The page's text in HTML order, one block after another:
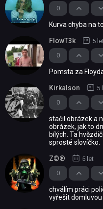
0
Kurva chyba na
0
FlowT3k 5
Pomsta za
0
Kirkalson 5
stačil obrázek a
obrázek, jak to
bílých. Ta
sprosté slovíčko.
0
Z©® 5 let
chválím práci
vyřešit